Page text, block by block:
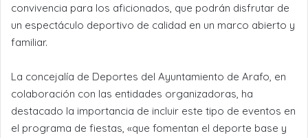
convivencia para los aficionados, que podrán disfrutar de
un espectáculo deportivo de calidad en un marco abierto y
familiar.
La concejalía de Deportes del Ayuntamiento de Arafo, en
colaboración con las entidades organizadoras, ha
destacado la importancia de incluir este tipo de eventos en
el programa de fiestas, «que fomentan el deporte base y